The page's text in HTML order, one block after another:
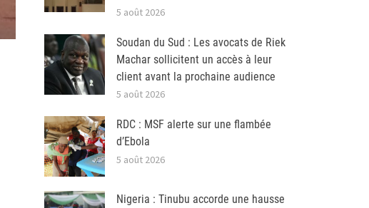
5 août 2026
Soudan du Sud : Les avocats de Riek
Machar sollicitent un accès à leur
client avant la prochaine audience
5 août 2026
RDC : MSF alerte sur une flambée
d’Ebola
5 août 2026
Nigeria : Tinubu accorde une hausse